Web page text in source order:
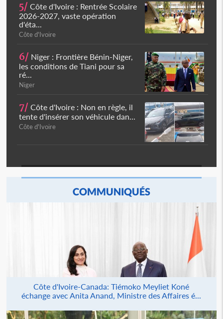
5/ Côte d'Ivoire : Rentrée Scolaire
2026-2027, vaste opération
d'éta...
Côte d'Ivoire
6/ Niger : Frontière Bénin-Niger,
les conditions de Tiani pour sa
ré...
Niger
7/ Côte d'Ivoire : Non en règle, il
tente d'insérer son véhicule dan...
Côte d'Ivoire
COMMUNIQUÉS
Côte d'Ivoire-Canada: Tiémoko Meyliet Koné
échange avec Anita Anand, Ministre des Affaires é...